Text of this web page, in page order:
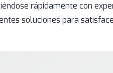
rápidamente con
soluciones para